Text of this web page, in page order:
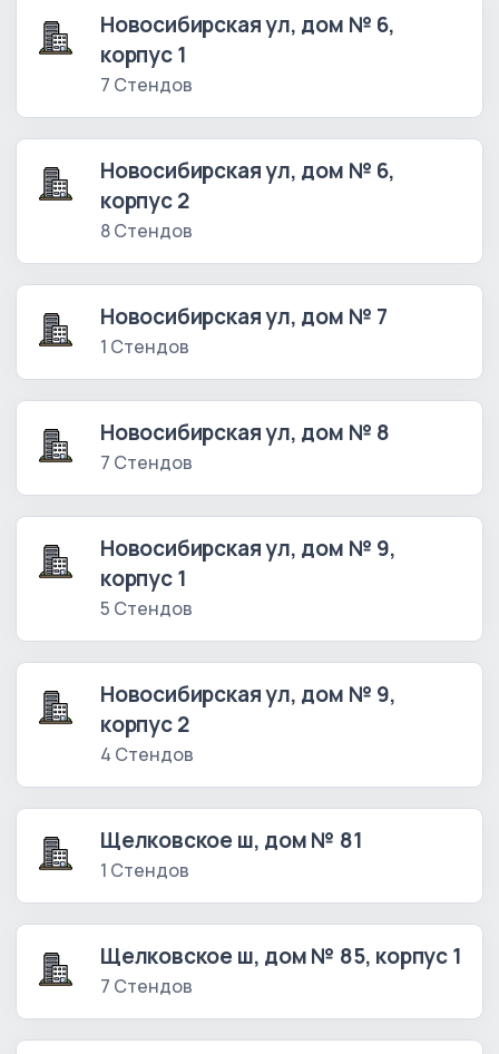
Новосибирская ул, дом № 6,
корпус 1
7 Стендов
Новосибирская ул, дом № 6,
корпус 2
8 Стендов
Новосибирская ул, дом № 7
1 Стендов
Новосибирская ул, дом № 8
7 Стендов
Новосибирская ул, дом № 9,
корпус 1
5 Стендов
Новосибирская ул, дом № 9,
корпус 2
4 Стендов
Щелковское ш, дом № 81
1 Стендов
Щелковское ш, дом № 85, корпус 1
7 Стендов